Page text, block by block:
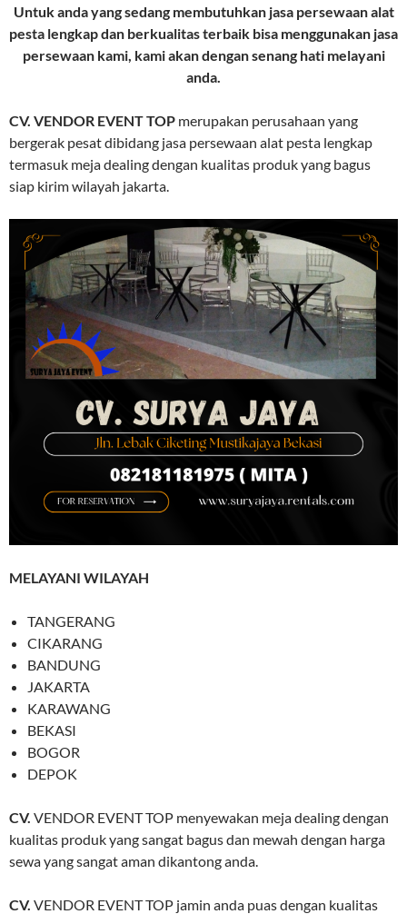
Untuk anda yang sedang membutuhkan jasa persewaan alat
pesta lengkap dan berkualitas terbaik bisa menggunakan jasa
persewaan kami, kami akan dengan senang hati melayani
anda.
CV. VENDOR EVENT TOP merupakan perusahaan yang
bergerak pesat dibidang jasa persewaan alat pesta lengkap
termasuk meja dealing dengan kualitas produk yang bagus
siap kirim wilayah jakarta.
MELAYANI WILAYAH
TANGERANG
CIKARANG
BANDUNG
JAKARTA
KARAWANG
BEKASI
BOGOR
DEPOK
CV. VENDOR EVENT TOP menyewakan meja dealing dengan
kualitas produk yang sangat bagus dan mewah dengan harga
sewa yang sangat aman dikantong anda.
CV. VENDOR EVENT TOP jamin anda puas dengan kualitas